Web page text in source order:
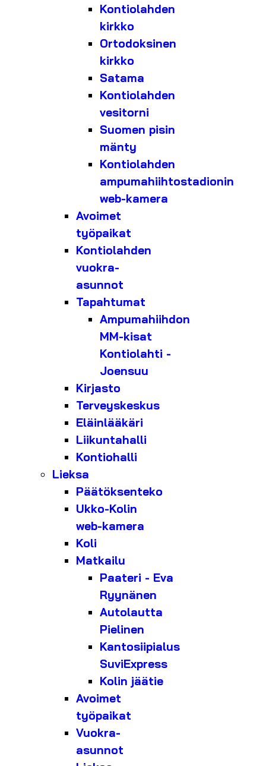
Kontiolahden
kirkko
Ortodoksinen
kirkko
Satama
Kontiolahden
vesitorni
Suomen pisin
mänty
Kontiolahden
ampumahiihtostadionin
web-kamera
Avoimet
työpaikat
Kontiolahden
vuokra-
asunnot
Tapahtumat
Ampumahiihdon
MM-kisat
Kontiolahti -
Joensuu
Kirjasto
Terveyskeskus
Eläinlääkäri
Liikuntahalli
Kontiohalli
Lieksa
Päätöksenteko
Ukko-Kolin
web-kamera
Koli
Matkailu
Paateri - Eva
Ryynänen
Autolautta
Pielinen
Kantosiipialus
SuviExpress
Kolin jäätie
Avoimet
työpaikat
Vuokra-
asunnot